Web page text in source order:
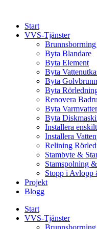
contentStart
VVS-Tjänster
Byta Blandare
Byta Element
Byta
Byta
Byta
Renovera
Byta
Byta
Installera
Installera
Relining
Stambyte &
Stamspolning
Stopp i Avlopp
Projekt
Blogg
Start
VVS-Tjänster